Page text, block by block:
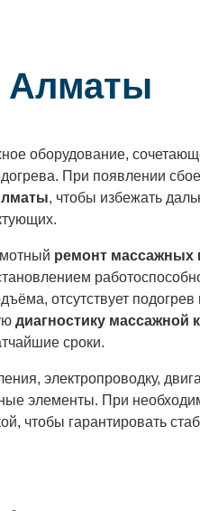
Алматы
оборудование,
При появлении
, чтобы избежать
ремонт массажных
отсутствует
диагностику массажной
сроки.
электропроводку,
элементы. При
чтобы гарантировать